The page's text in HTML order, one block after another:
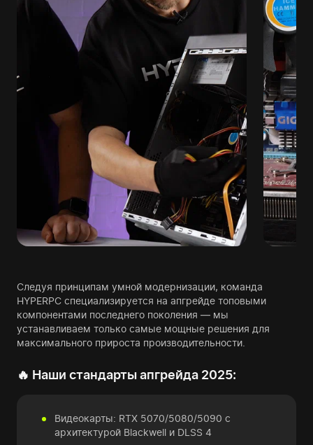
Следуя принципам умной модернизации, команда
HYPERPC специализируется на апгрейде топовыми
компонентами последнего поколения — мы
устанавливаем только самые мощные решения для
максимального прироста производительности.
🔥 Наши стандарты апгрейда 2025:
Видеокарты: RTX 5070/5080/5090 с
архитектурой Blackwell и DLSS 4